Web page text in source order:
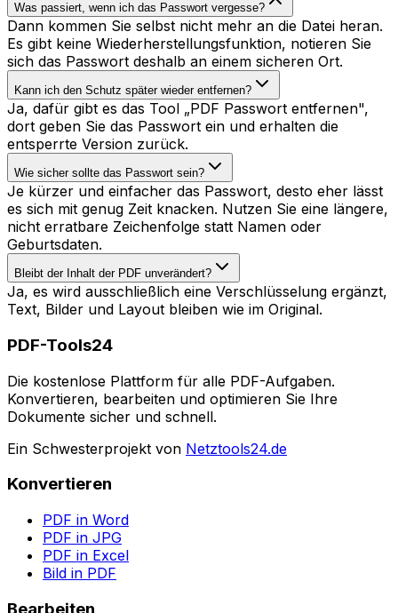
Was passiert, wenn ich das Passwort vergesse?
Dann kommen Sie selbst nicht mehr an die Datei heran.
Es gibt keine Wiederherstellungsfunktion, notieren Sie
sich das Passwort deshalb an einem sicheren Ort.
Kann ich den Schutz später wieder entfernen?
Ja, dafür gibt es das Tool „PDF Passwort entfernen",
dort geben Sie das Passwort ein und erhalten die
entsperrte Version zurück.
Wie sicher sollte das Passwort sein?
Je kürzer und einfacher das Passwort, desto eher lässt
es sich mit genug Zeit knacken. Nutzen Sie eine längere,
nicht erratbare Zeichenfolge statt Namen oder
Geburtsdaten.
Bleibt der Inhalt der PDF unverändert?
Ja, es wird ausschließlich eine Verschlüsselung ergänzt,
Text, Bilder und Layout bleiben wie im Original.
PDF-Tools24
Die kostenlose Plattform für alle PDF-Aufgaben.
Konvertieren, bearbeiten und optimieren Sie Ihre
Dokumente sicher und schnell.
Ein Schwesterprojekt von Netztools24.de
Konvertieren
PDF in Word
PDF in JPG
PDF in Excel
Bild in PDF
Bearbeiten